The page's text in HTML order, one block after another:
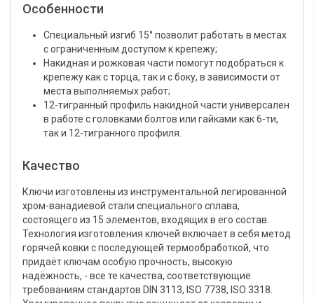
Особенности
Специальный изгиб 15° позволит работать в местах
с ограниченным доступом к крепежу;
Накидная и рожковая части помогут подобраться к
крепежу как с торца, так и с боку, в зависимости от
места выполняемых работ;
12-тигранный профиль накидной части универсален
в работе с головками болтов или гайками как 6-ти,
так и 12-тигранного профиля.
Качество
Ключи изготовлены из инструментальной легированной
хром-ванадиевой стали специального сплава,
состоящего из 15 элементов, входящих в его состав.
Технология изготовления ключей включает в себя метод
горячей ковки с последующей термообработкой, что
придаёт ключам особую прочность, высокую
надёжность, - все те качества, соответствующие
требованиям стандартов DIN 3113, ISO 7738, ISO 3318.